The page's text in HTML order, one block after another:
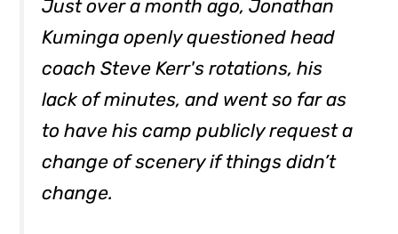
Just over a month ago, Jonathan
Kuminga openly questioned head
coach Steve Kerr's rotations, his
lack of minutes, and went so far as
to have his camp publicly request a
change of scenery if things didn’t
change.